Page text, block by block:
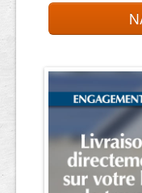
Location de
Contact et